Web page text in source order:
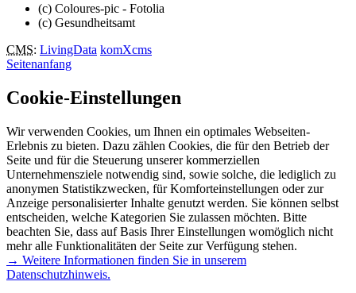
(c) Coloures-pic - Fotolia
(c) Gesundheitsamt
CMS: LivingData komXcms
Seitenanfang
Cookie-Einstellungen
Wir verwenden Cookies, um Ihnen ein optimales Webseiten-
Erlebnis zu bieten. Dazu zählen Cookies, die für den Betrieb der
Seite und für die Steuerung unserer kommerziellen
Unternehmensziele notwendig sind, sowie solche, die lediglich zu
anonymen Statistikzwecken, für Komforteinstellungen oder zur
Anzeige personalisierter Inhalte genutzt werden. Sie können selbst
entscheiden, welche Kategorien Sie zulassen möchten. Bitte
beachten Sie, dass auf Basis Ihrer Einstellungen womöglich nicht
mehr alle Funktionalitäten der Seite zur Verfügung stehen.
→ Weitere Informationen finden Sie in unserem
Datenschutzhinweis.